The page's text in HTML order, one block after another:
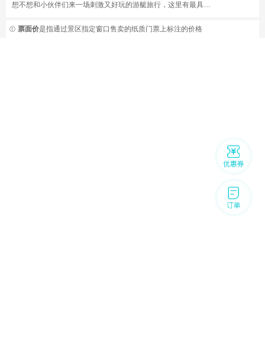
想不想和小伙伴们来一场刺激又好玩的游艇旅行，这里有最具特色的游艇大趴
 票面价是指通过景区指定窗口售卖的纸质门票上标注的价格